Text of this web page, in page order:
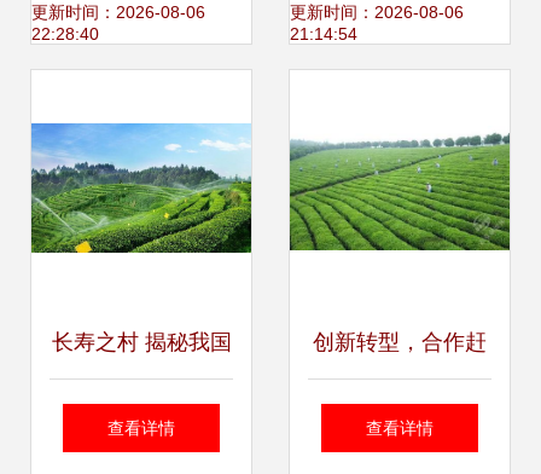
挑选高品质普洱茶
更新时间：2026-08-06
22:28:40
景分析
更新时间：2026-08-06
21:14:54
长寿之村 揭秘我国
硒含量第一村的健
查看详情
创新转型，合作赶
超 赤壁茶发集团引
查看详情